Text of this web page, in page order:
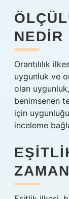
NEDIR
Orantılılık
uygunluk ve
olan
benimsenen
için
inceleme